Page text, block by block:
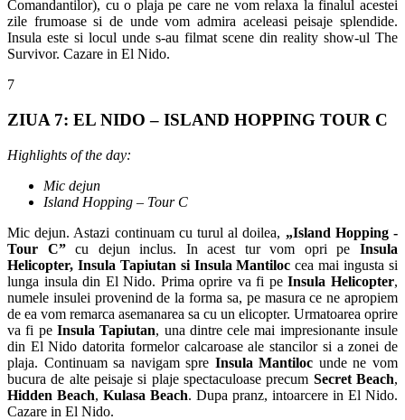
Comandantilor), cu o plaja pe care ne vom relaxa la finalul acestei
zile frumoase si de unde vom admira aceleasi peisaje splendide.
Insula este si locul unde s-au filmat scene din reality show-ul The
Survivor. Cazare in El Nido.
7
ZIUA 7: EL NIDO – ISLAND HOPPING TOUR C
Highlights of the day:
Mic dejun
Island Hopping – Tour C
Mic dejun. Astazi continuam cu turul al doilea, „Island Hopping -
Tour C”cu dejun inclus. In acest tur vom opri peInsula
Helicopter, Insula Tapiutan si Insula Mantiloc cea mai ingusta si
lunga insula din El Nido. Prima oprire va fi peInsulaHelicopter,
numele insulei provenind de la forma sa, pe masura ce ne apropiem
de ea vom remarca asemanarea sa cu un elicopter. Urmatoarea oprire
va fi pe Insula Tapiutan, una dintre cele mai impresionante insule
din El Nido datorita formelor calcaroase ale stancilor si a zonei de
plaja. Continuam sa navigam spre Insula Mantiloc unde ne vom
bucura de alte peisaje si plaje spectaculoase precum Secret Beach,
Hidden Beach, Kulasa Beach. Dupa pranz, intoarcere in El Nido.
Cazare in El Nido.